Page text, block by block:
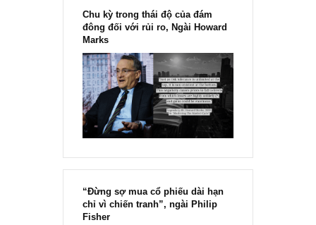
Chu kỳ trong thái độ của đám
đông đối với rủi ro, Ngài Howard
Marks